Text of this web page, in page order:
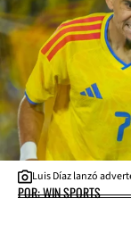
Luis Díaz lanzó
POR: WIN SPORTS